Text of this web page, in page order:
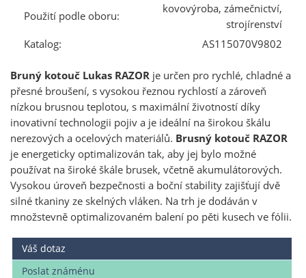
Použití podle oboru:
kovovýroba, zámečnictví,
strojírenství
Katalog:
AS115070V9802
Bruný kotouč Lukas RAZOR je určen pro rychlé, chladné a
přesné broušení, s vysokou řeznou rychlostí a zároveň
nízkou brusnou teplotou, s maximální životností díky
inovativní technologii pojiv a je ideální na širokou škálu
nerezových a ocelových materiálů. Brusný kotouč RAZOR
je energeticky optimalizován tak, aby jej bylo možné
používat na široké škále brusek, včetně akumulátorových.
Vysokou úroveň bezpečnosti a boční stability zajišťují dvě
silné tkaniny ze skelných vláken. Na trh je dodáván v
množstevně optimalizovaném balení po pěti kusech ve fólii.
Váš dotaz
Poslat známénu